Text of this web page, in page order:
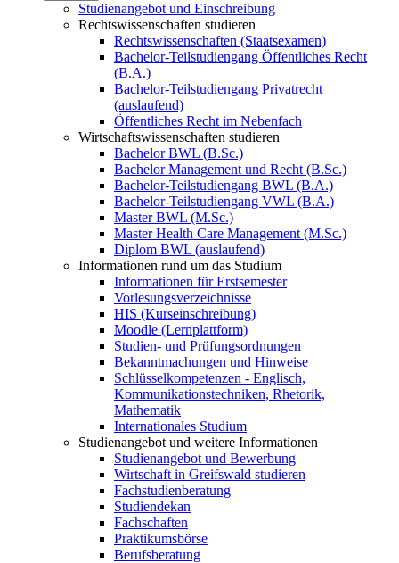
Studienangebot und Einschreibung
Rechtswissenschaften studieren
Rechtswissenschaften (Staatsexamen)
Bachelor-Teilstudiengang Öffentliches Recht
(B.A.)
Bachelor-Teilstudiengang Privatrecht
(auslaufend)
Öffentliches Recht im Nebenfach
Wirtschaftswissenschaften studieren
Bachelor BWL (B.Sc.)
Bachelor Management und Recht (B.Sc.)
Bachelor-Teilstudiengang BWL (B.A.)
Bachelor-Teilstudiengang VWL (B.A.)
Master BWL (M.Sc.)
Master Health Care Management (M.Sc.)
Diplom BWL (auslaufend)
Informationen rund um das Studium
Informationen für Erstsemester
Vorlesungsverzeichnisse
HIS (Kurseinschreibung)
Moodle (Lernplattform)
Studien- und Prüfungsordnungen
Bekanntmachungen und Hinweise
Schlüsselkompetenzen - Englisch,
Kommunikationstechniken, Rhetorik,
Mathematik
Internationales Studium
Studienangebot und weitere Informationen
Studienangebot und Bewerbung
Wirtschaft in Greifswald studieren
Fachstudienberatung
Studiendekan
Fachschaften
Praktikumsbörse
Berufsberatung